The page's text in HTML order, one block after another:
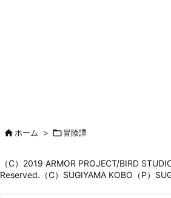
ホーム > 冒険譚
（C）2019 ARMOR PROJECT/BIRD
Reserved.（C）SUGIYAMA KOBO（P）